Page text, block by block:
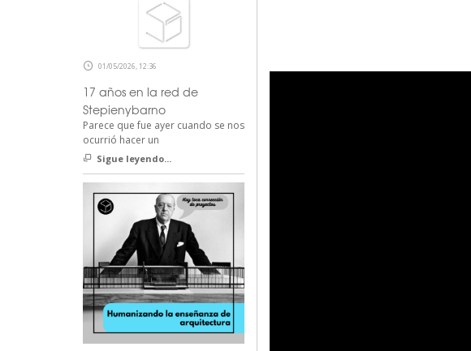
01/05/2026, 12:36
17 años en la red de
Stepienybarno
Parece que fue ayer cuando se nos
ocurrió hacer un
Sigue leyendo...